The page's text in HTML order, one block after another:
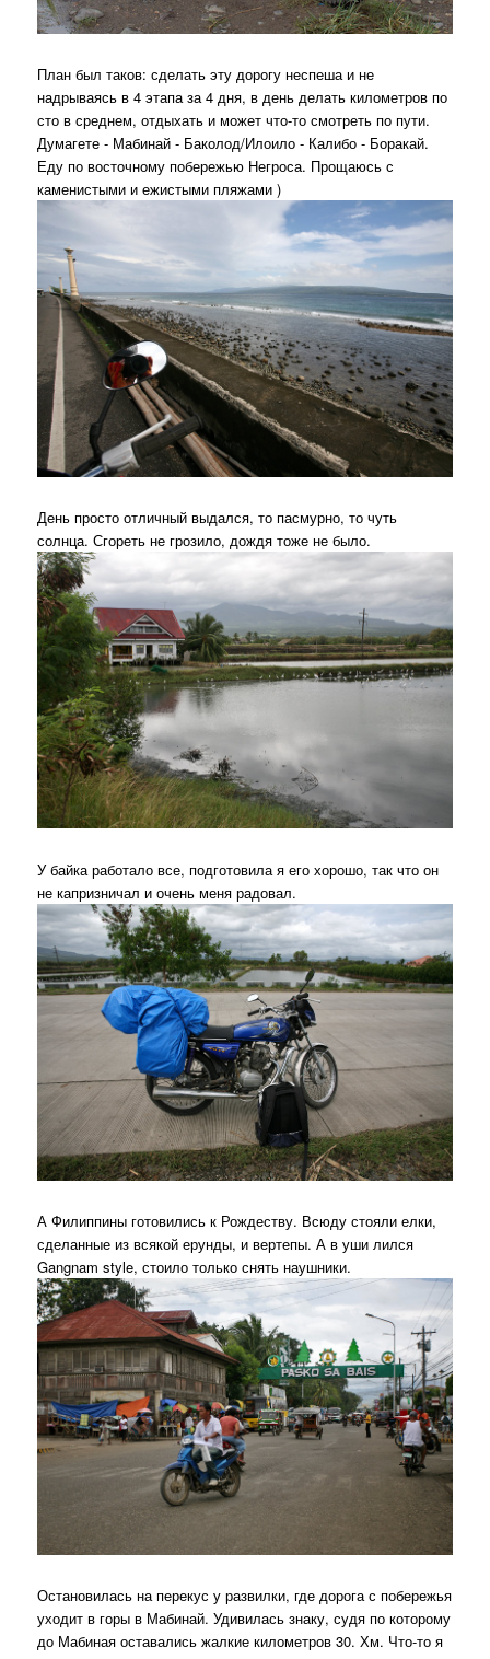
План был таков: сделать эту дорогу неспеша и не
надрываясь в 4 этапа за 4 дня, в день делать километров по
сто в среднем, отдыхать и может что-то смотреть по пути.
Думагете - Мабинай - Баколод/Илоило - Калибо - Боракай.
Еду по восточному побережью Негроса. Прощаюсь с
каменистыми и ежистыми пляжами )
День просто отличный выдался, то пасмурно, то чуть
солнца. Сгореть не грозило, дождя тоже не было.
У байка работало все, подготовила я его хорошо, так что он
не капризничал и очень меня радовал.
А Филиппины готовились к Рождеству. Всюду стояли елки,
сделанные из всякой ерунды, и вертепы. А в уши лился
Gangnam style, стоило только снять наушники.
Остановилась на перекус у развилки, где дорога с побережья
уходит в горы в Мабинай. Удивилась знаку, судя по которому
до Мабиная оставались жалкие километров 30. Хм. Что-то я